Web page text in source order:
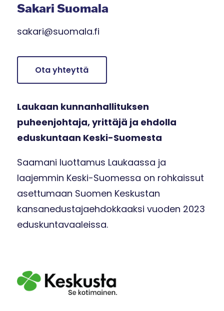
Sakari Suomala
sakari@suomala.fi
Ota yhteyttä
Laukaan kunnanhallituksen
puheenjohtaja, yrittäjä ja ehdolla
eduskuntaan Keski-Suomesta
Saamani luottamus Laukaassa ja
laajemmin Keski-Suomessa on rohkaissut
asettumaan Suomen Keskustan
kansanedustajaehdokkaaksi vuoden 2023
eduskuntavaaleissa.